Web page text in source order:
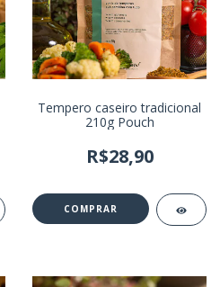
Tempero caseiro tradicional
210g Pouch
R$28,90